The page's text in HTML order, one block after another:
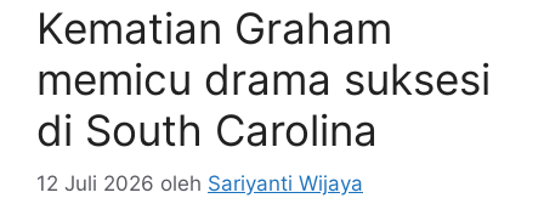
Kematian Graham
memicu drama suksesi
di South Carolina
12 Juli 2026 oleh Sariyanti Wijaya